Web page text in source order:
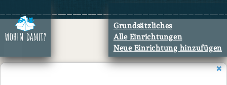
Inhalt
springen
Grundsätzliches
Alle Einrichtungen
Neue Einrichtung hinzufügen